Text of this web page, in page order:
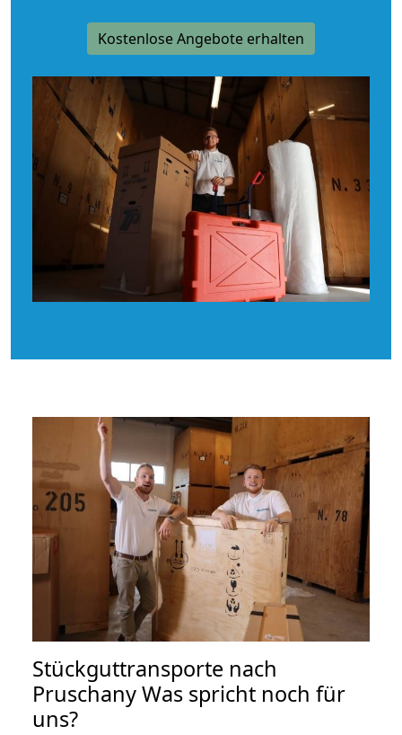
Kostenlose Angebote erhalten
Stückguttransporte nach
Pruschany Was spricht noch für
uns?